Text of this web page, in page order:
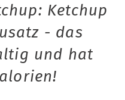
Ketchup
- das
und hat